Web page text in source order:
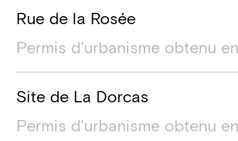
Rue de la Rosée
Permis d'urbanisme obtenu
Site de La Dorcas
Permis d'urbanisme obtenu